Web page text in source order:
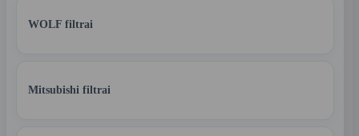
WOLF filtrai
Mitsubishi filtrai